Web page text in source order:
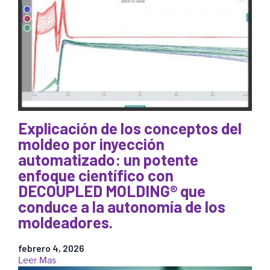
principales
problemas
de
calidad
en
el
moldeo
por
inyección
cuánto
le
están
costando
realmente)
Explicación de los conceptos del
moldeo por inyección
automatizado: un potente
enfoque científico con
DECOUPLED MOLDING® que
conduce a la autonomía de los
moldeadores.
febrero 4, 2026
Leer Mas: